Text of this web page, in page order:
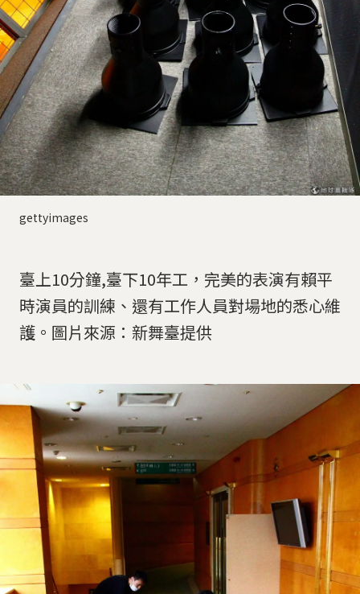
gettyimages
臺上10分鐘,臺下10年工，完美的表演有賴平
時演員的訓練、還有工作人員對場地的悉心維
護。圖片來源：新舞臺提供